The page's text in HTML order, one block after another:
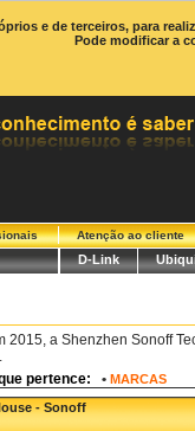
e de terceiros, para
Pode modificar a
Atenção ao cliente
D-Link
2015, a Shenzhen Sonoff
pertence: • MARCAS
- Sonoff